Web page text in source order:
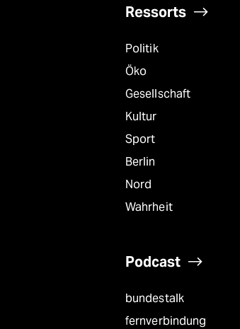
Ressorts
Politik
Öko
Gesellschaft
Kultur
Sport
Berlin
Nord
Wahrheit
Podcast
bundestalk
fernverbindung